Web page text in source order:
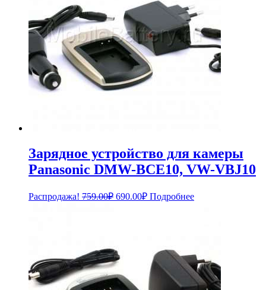
Зарядное устройство для камеры
Panasonic DMW-BCE10, VW-VBJ10
Распродажа! 759.00₽ Первоначальная
690.00₽Текущая
цена:
Подробнее